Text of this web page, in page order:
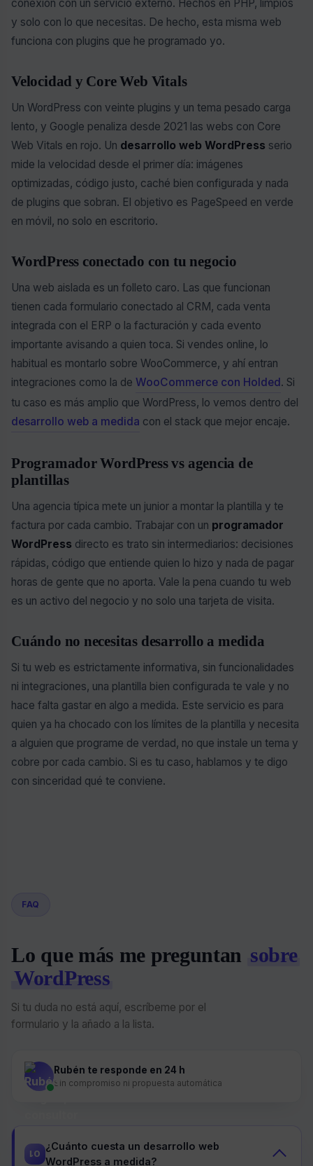
conexión con un servicio externo. Hechos en PHP, limpios
y solo con lo que necesitas. De hecho, esta misma web
funciona con plugins que he programado yo.
Velocidad y Core Web Vitals
Un WordPress con veinte plugins y un tema pesado carga
lento, y Google penaliza desde 2021 las webs con Core
Web Vitals en rojo. Un desarrollo web WordPress serio
mide la velocidad desde el primer día: imágenes
optimizadas, código justo, caché bien configurada y nada
de plugins que sobran. El objetivo es PageSpeed en verde
en móvil, no solo en escritorio.
WordPress conectado con tu negocio
Una web aislada es un folleto caro. Las que funcionan
tienen cada formulario conectado al CRM, cada venta
integrada con el ERP o la facturación y cada evento
importante avisando a quien toca. Si vendes online, lo
habitual es montarlo sobre WooCommerce, y ahí entran
integraciones como la de WooCommerce con Holded. Si
tu caso es más amplio que WordPress, lo vemos dentro del
desarrollo web a medida con el stack que mejor encaje.
Programador WordPress vs agencia de
plantillas
Una agencia típica mete un junior a montar la plantilla y te
factura por cada cambio. Trabajar con un programador
WordPress directo es trato sin intermediarios: decisiones
rápidas, código que entiende quien lo hizo y nada de pagar
horas de gente que no aporta. Vale la pena cuando tu web
es un activo del negocio y no solo una tarjeta de visita.
Cuándo no necesitas desarrollo a medida
Si tu web es estrictamente informativa, sin funcionalidades
ni integraciones, una plantilla bien configurada te vale y no
hace falta gastar en algo a medida. Este servicio es para
quien ya ha chocado con los límites de la plantilla y necesita
a alguien que programe de verdad, no que instale un tema y
cobre por cada cambio. Si es tu caso, hablamos y te digo
con sinceridad qué te conviene.
FAQ
Lo que más me preguntan sobre
WordPress
Si tu duda no está aquí, escríbeme por el
formulario y la añado a la lista.
Rubén te responde en 24 h
Sin compromiso ni propuesta automática
01
¿Cuánto cuesta un desarrollo web
WordPress a medida?